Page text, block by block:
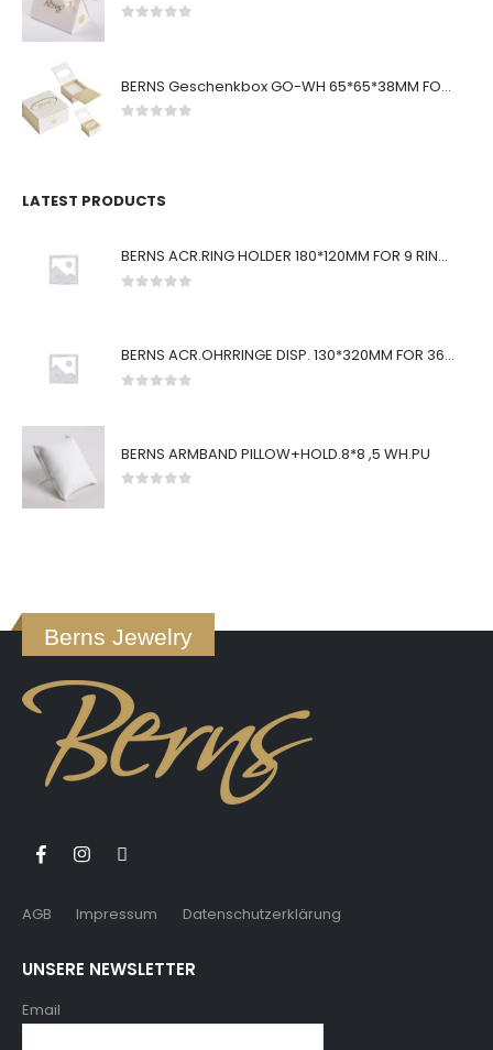
BERNS Geschenkbox GO-WH 65*65*38MM FOR SMALL SETS
LATEST PRODUCTS
BERNS ACR.RING HOLDER 180*120MM FOR 9 RINGS
BERNS ACR.OHRRINGE DISP. 130*320MM FOR 36 PAIRS
BERNS ARMBAND PILLOW+HOLD.8*8 ,5 WH.PU
Berns Jewelry
AGB Impressum Datenschutzerklärung
UNSERE NEWSLETTER
Email